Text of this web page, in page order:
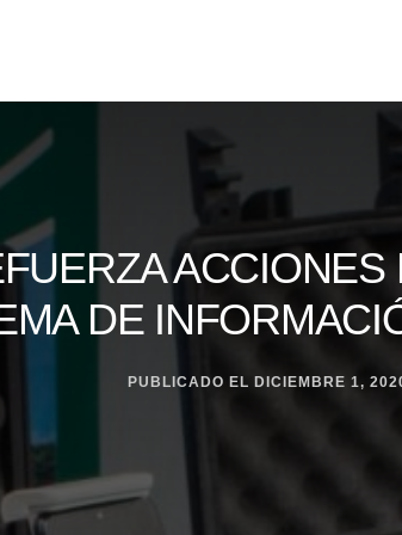
ACCIONES
DE
PUBLICADO EL DICIEMBRE 1,